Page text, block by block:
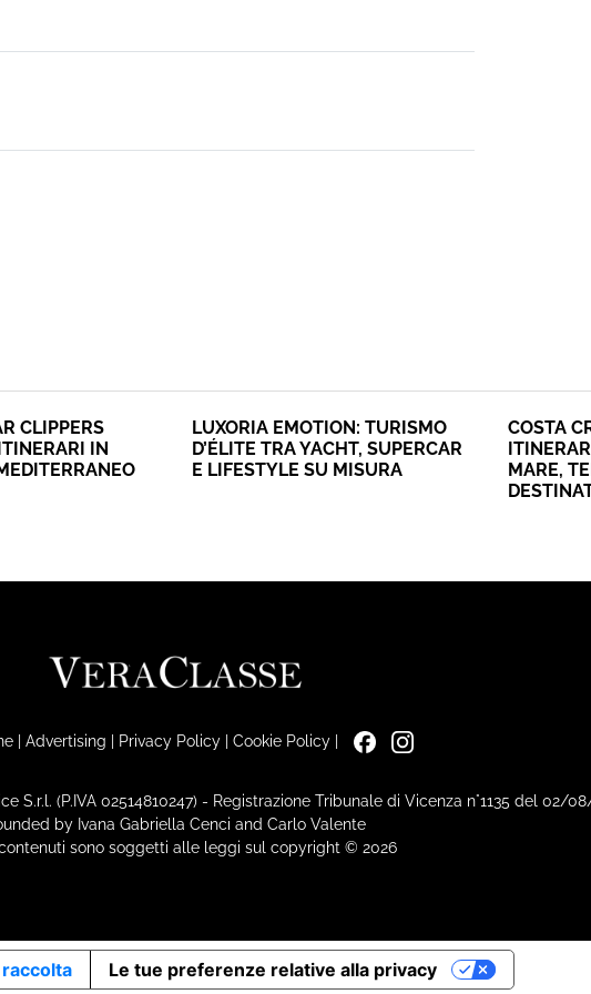
CLIPPERS
IN
LUXORIA EMOTION: TURISMO
D’ÉLITE TRA YACHT, SUPERCAR
E LIFESTYLE SU MISURA
COSTA
MARE,
| Advertising | Privacy Policy| Cookie Policy|
S.r.l. (P.IVA 02514810247) - Registrazione Tribunale di Vicenza n°1135 del 02/
by Ivana Gabriella Cenci and Carlo Valente
sono soggetti alle leggi sul copyright © 2026
Le tue preferenze relative alla privacy